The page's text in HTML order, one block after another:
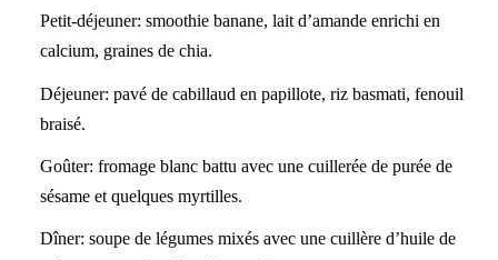
Petit-déjeuner: smoothie banane, lait d’amande enrichi en
calcium, graines de chia.
Déjeuner: pavé de cabillaud en papillote, riz basmati, fenouil
braisé.
Goûter: fromage blanc battu avec une cuillerée de purée de
sésame et quelques myrtilles.
Dîner: soupe de légumes mixés avec une cuillère d’huile de